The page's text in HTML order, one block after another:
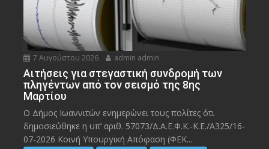
7 Αυγούστου 2026 admin admin
Αιτήσεις για στεγαστική συνδρομή των
πληγέντων από τον σεισμό της 8ης
Μαρτίου
Ο Δήμος Ιωαννιτών ενημερώνει τους πολίτες ότι
δημοσιεύθηκε η υπ’ αριθ. 57073/Δ.Α.Ε.Φ.Κ.-Κ.Ε./Α325/16-
07-2026 Κοινή Υπουργική Απόφαση (ΦΕΚ...